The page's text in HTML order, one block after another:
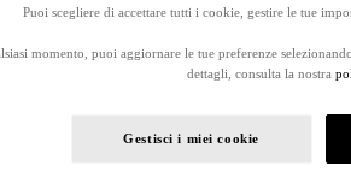
Puoi scegliere di accettare tutti i cookie, gestire le tue
momento, puoi aggiornare le tue preferenze
dettagli, consulta la nostra
Gestisci i miei cookie